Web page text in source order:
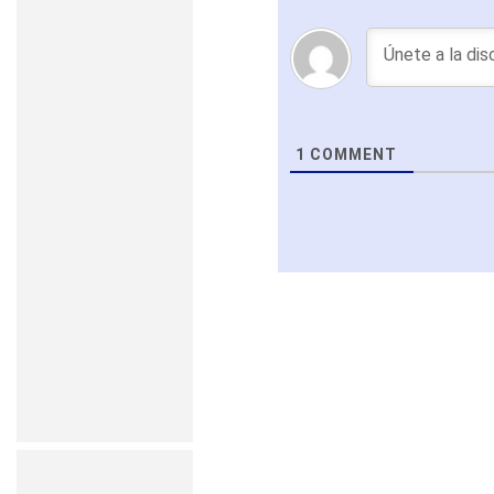
1 COMMENT